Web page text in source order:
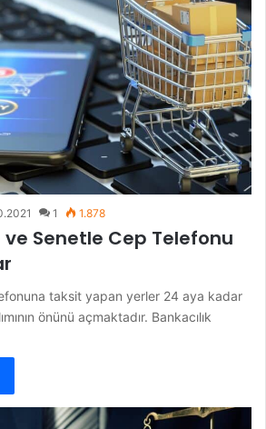
1 1.878
ve Senetle Cep Telefonu
taksit yapan yerler 24 aya kadar
önünü açmaktadır. Bankacılık